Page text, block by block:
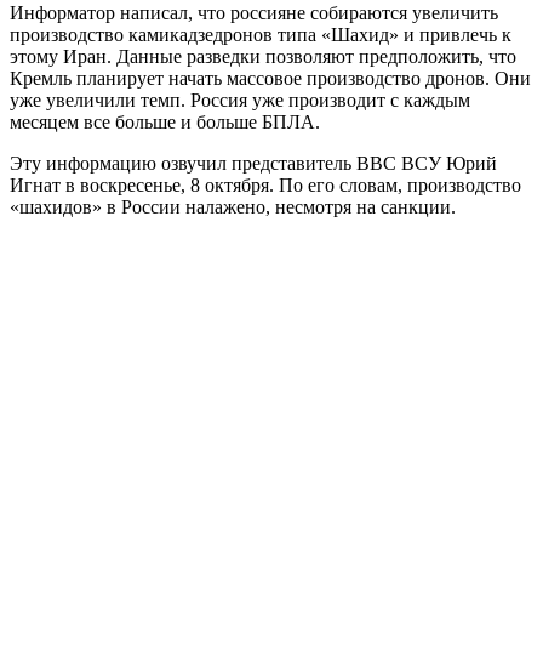
Информатор написал, что россияне собираются увеличить
производство камикадзедронов типа «Шахид» и привлечь к
этому Иран. Данные разведки позволяют предположить, что
Кремль планирует начать массовое производство дронов. Они
уже увеличили темп. Россия уже производит с каждым
месяцем все больше и больше БПЛА.
Эту информацию озвучил представитель ВВС ВСУ Юрий
Игнат в воскресенье, 8 октября. По его словам, производство
«шахидов» в России налажено, несмотря на санкции.